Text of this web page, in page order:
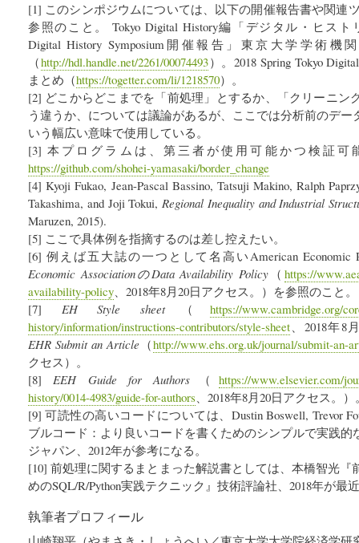
[1] このシンポジウムについては、以下の開催報告書や関連
参照のこと。 Tokyo Digital History編「デジタル・ヒスト
Digital History Symposium開催報告」東京大学学術機
（http://hdl.handle.net/2261/00074493）。2018 Spring Tokyo
まとめ（https://togetter.com/li/1218570）。
[2] どこからどこまでを「前処理」とするか、「クリーニン
う違うか、については議論があるが、ここでは分析前のデ
いう幅広い意味で使用している。
[3] 本プログラムは、第三者が使用可能かつ検証可
https://github.com/shohei-yamasaki/border_change
[4] Kyoji Fukao, Jean-Pascal Bassino, Tatsuji Makino, Ralph
Takashima, and Joji Tokui, Regional Inequality and Industrial
Maruzen, 2015).
[5] ここで具体例を指摘するのは差し控えたい。
[6] 例えば五大誌の一つとして名高いAmerican Economic
Economic AssociationのData Availability Policy（https://
availability-policy、2018年8月20日アクセス。）を参照のこと。
[7] EH Style sheet（https://www.cambridge.org/
history/information/instructions-contributors/style-sheet、2018年8
EHR Submit an Article （http://www.ehs.org.uk/journal/submit-an-
クセス）。
[8]EEH Guide for Authors （https://www.elsevier.com/
history/0014-4983/guide-for-authors、2018年8月20日アクセス。）
[9] 可読性の高いコードについては、Dustin Boswell, Trevor
ブルコード：より良いコードを書くためのシンプルで実践
ジャパン、2012年が参考になる。
[10] 前処理に関するまとまった解説書としては、本橋智光『
めのSQL/R/Python実践テクニック』技術評論社、2018年が最
執筆者プロフィール